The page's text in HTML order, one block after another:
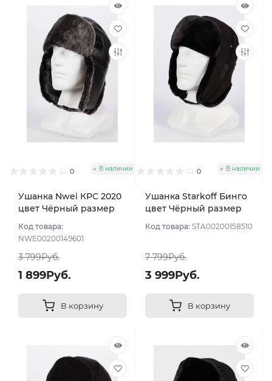
0 В наличии
Ушанка Nwei КРС 2020
цвет Чёрный размер
Код товара:
NWE00200149601
3 799Руб.
1 899Руб.
В корзину
0 В наличии
Ушанка Starkoff Бинго
цвет Чёрный размер
Код товара: STA00200158510
7 799Руб.
3 999Руб.
В корзину